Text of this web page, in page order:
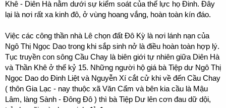
Khê - Diên Hà nằm dưới sự kiểm soát của thế lực họ Đinh. Đây
lại là nơi rất xa kinh đô, ở vùng hoang vắng, hoàn toàn kín đáo.
Việc các công thần nhà Lê chọn đất Đô Kỳ là nơi lánh nạn của
Ngô Thị Ngọc Dao trong khi sắp sinh nở là điều hoàn toàn hợp lý.
Tục truyền con sông Cầu Chay là biên giới tự nhiên giữa Diên Hà
và Thần Khê ở thế kỷ 15. Những người hộ giá bà Tiệp dư Ngô Thị
Ngọc Dao do Đinh Liệt và Nguyễn Xí cắt cử khi về đến Cầu Chay
( thôn Gia Lạc - nay thuộc xã Văn Cẩm và bên kia cầu là Mậu
Lâm, làng Sành - Đông Đô ) thì bà Tiệp Dư lên cơn đau dữ dội,